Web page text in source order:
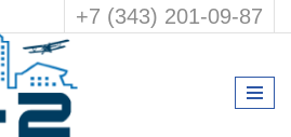
+7 (343) 201-09-87